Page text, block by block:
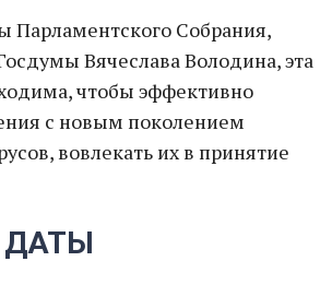
Парламентского Собрания,
Вячеслава Володина, эта
чтобы эффективно
с новым поколением
вовлекать их в принятие
ДАТЫ